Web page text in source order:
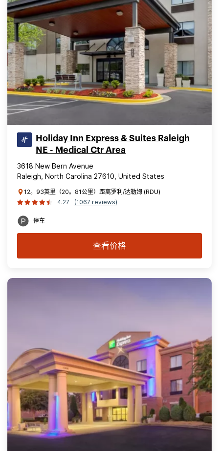
Holiday Inn Express & Suites Raleigh
NE - Medical Ctr Area
3618 New Bern Avenue
Raleigh, North Carolina 27610, United States
12。93英里（20。81公里）距离罗利/达勒姆 (RDU)
4.27
(1067 reviews)
停车
查看价格